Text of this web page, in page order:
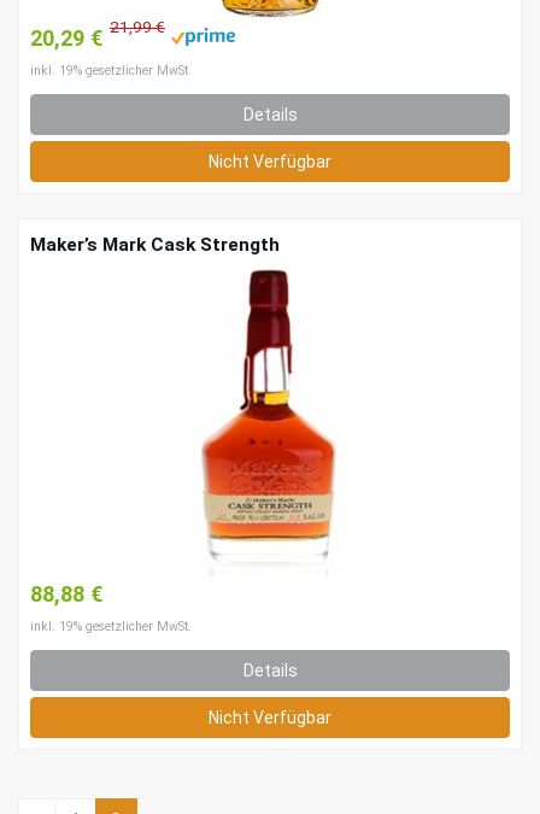
20,29 € 21,99 €
inkl. 19% gesetzlicher MwSt.
Details
Nicht Verfügbar
Maker’s Mark Cask Strength
88,88 €
inkl. 19% gesetzlicher MwSt.
Details
Nicht Verfügbar